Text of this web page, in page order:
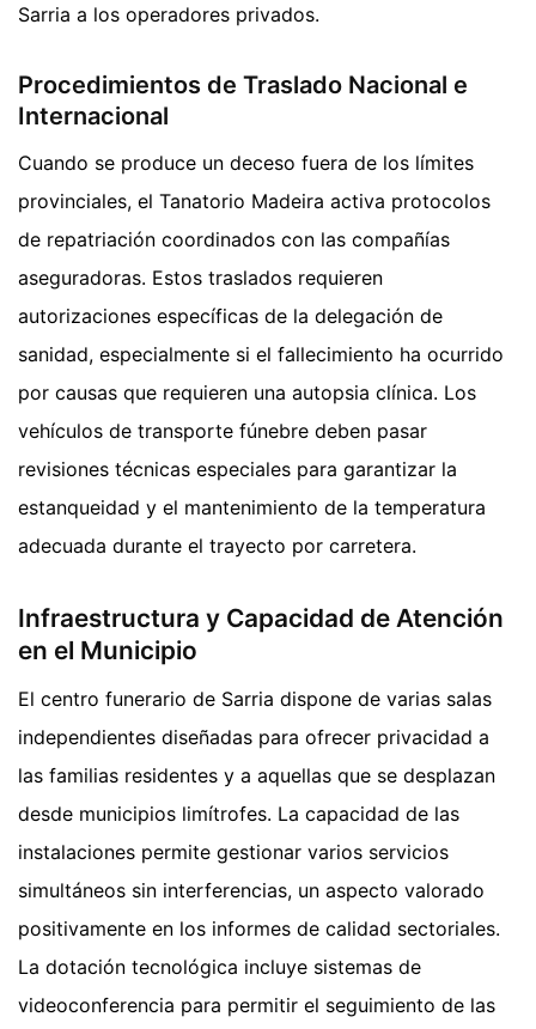
Sarria a los operadores privados.
Procedimientos de Traslado Nacional e
Internacional
Cuando se produce un deceso fuera de los límites
provinciales, el Tanatorio Madeira activa protocolos
de repatriación coordinados con las compañías
aseguradoras. Estos traslados requieren
autorizaciones específicas de la delegación de
sanidad, especialmente si el fallecimiento ha ocurrido
por causas que requieren una autopsia clínica. Los
vehículos de transporte fúnebre deben pasar
revisiones técnicas especiales para garantizar la
estanqueidad y el mantenimiento de la temperatura
adecuada durante el trayecto por carretera.
Infraestructura y Capacidad de Atención
en el Municipio
El centro funerario de Sarria dispone de varias salas
independientes diseñadas para ofrecer privacidad a
las familias residentes y a aquellas que se desplazan
desde municipios limítrofes. La capacidad de las
instalaciones permite gestionar varios servicios
simultáneos sin interferencias, un aspecto valorado
positivamente en los informes de calidad sectoriales.
La dotación tecnológica incluye sistemas de
videoconferencia para permitir el seguimiento de las